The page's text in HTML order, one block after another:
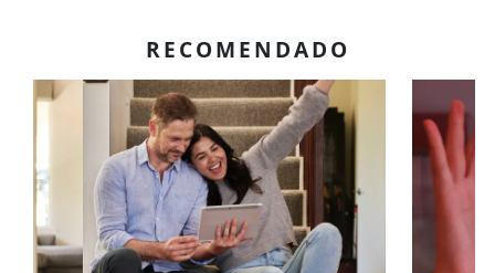
RECOMENDADO